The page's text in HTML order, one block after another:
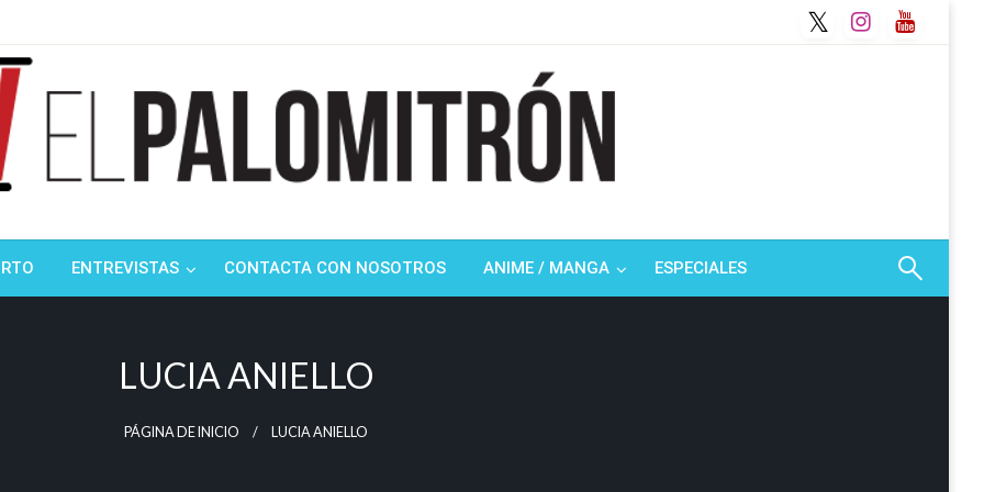
ENTREVISTAS CONTACTA CON NOSOTROS ANIME / MANGA ESPECIALES
LUCIA ANIELLO
PÁGINA DE INICIO LUCIA ANIELLO